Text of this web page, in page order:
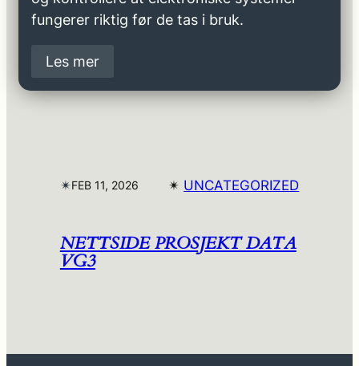
fungerer riktig før de tas i bruk.
Les mer
✴︎FEB 11, 2026 ✴︎ UNCATEGORIZED
NETTSIDE PROSJEKT DATA
VG3